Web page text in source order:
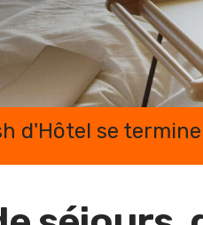
d'Hôtel se